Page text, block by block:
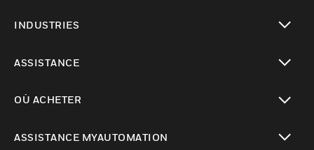
INDUSTRIES
ASSISTANCE
OÙ ACHETER
ASSISTANCE MYAUTOMATION